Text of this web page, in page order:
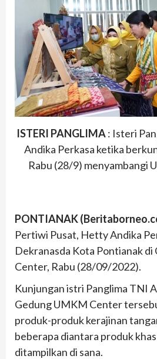
ISTERI PANGLIMA: Isteri
Andika Perkasa ketika
Rabu (28/9) menyambangi
PONTIANAK
Pertiwi Pusat, Hetty Andika
Dekranasda Kota Pontianak
Center, Rabu (28/09/2022).
Kunjungan istri Panglima TNI
Gedung UMKM Center
produk-produk kerajinan
beberapa diantara produk
ditampilkan di sana.